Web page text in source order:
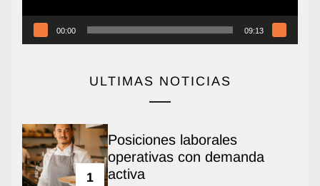
00:00 09:13
ULTIMAS NOTICIAS
1
Posiciones laborales
operativas con demanda
activa